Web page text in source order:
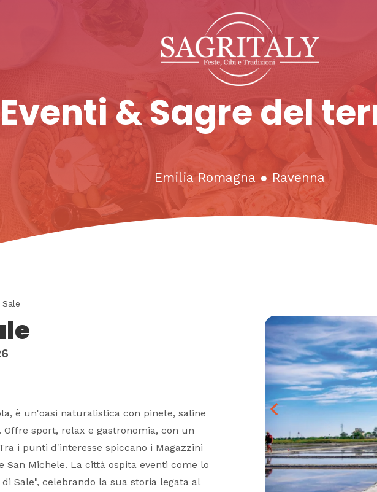
Eventi & Sagre del
Emilia Romagna ● Ravenna
è un'oasi naturalistica con pinete, saline
Offre sport, relax e gastronomia, con un
i punti d'interesse spiccano i Magazzini
San Michele. La città ospita eventi come lo
Sale", celebrando la sua storia legata al